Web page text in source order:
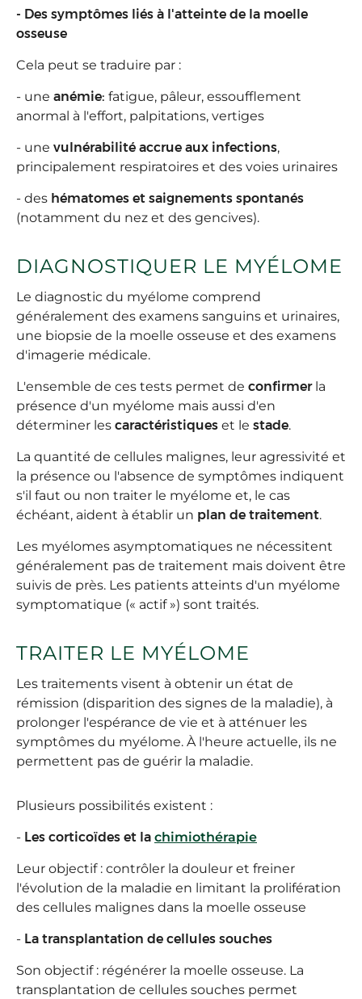
- Des symptômes liés à l'atteinte de la moelle
osseuse
Cela peut se traduire par :
- une anémie: fatigue, pâleur, essoufflement
anormal à l'effort, palpitations, vertiges
- une vulnérabilité accrue aux infections,
principalement respiratoires et des voies urinaires
- des hématomes et saignements spontanés
(notamment du nez et des gencives).
DIAGNOSTIQUER LE MYÉLOME
Le diagnostic du myélome comprend
généralement des examens sanguins et urinaires,
une biopsie de la moelle osseuse et des examens
d'imagerie médicale.
L'ensemble de ces tests permet de confirmerla
présence d'un myélome mais aussi d'en
déterminer les caractéristiques et le stade.
La quantité de cellules malignes, leur agressivité et
la présence ou l'absence de symptômes indiquent
s'il faut ou non traiter le myélome et, le cas
échéant, aident à établir un plan de traitement.
Les myélomes asymptomatiques ne nécessitent
généralement pas de traitement mais doivent être
suivis de près. Les patients atteints d'un myélome
symptomatique (« actif ») sont traités.
TRAITER LE MYÉLOME
Les traitements visent à obtenir un état de
rémission (disparition des signes de la maladie), à
prolonger l'espérance de vie et à atténuer les
symptômes du myélome. À l'heure actuelle, ils ne
permettent pas de guérir la maladie.
Plusieurs possibilités existent :
- Les corticoïdes et la chimiothérapie
Leur objectif : contrôler la douleur et freiner
l'évolution de la maladie en limitant la prolifération
des cellules malignes dans la moelle osseuse
- La transplantation de cellules souches
Son objectif : régénérer la moelle osseuse. La
transplantation de cellules souches permet